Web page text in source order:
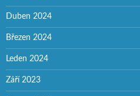
Duben 2024
Březen 2024
Leden 2024
Září 2023